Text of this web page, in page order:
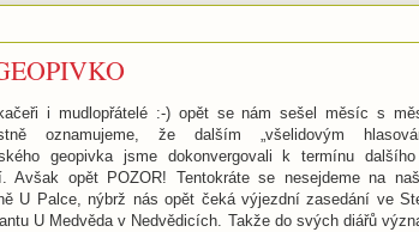
i mudlopřátelé :-) opět se nám sešel měsíc s
oznamujeme, že dalším „všelidovým
geopivka jsme dokonvergovali k termínu dalšího
Avšak opět POZOR! Tentokráte se nesejdeme na
U Palce, nýbrž nás opět čeká výjezdní zasedání ve
U Medvěda v Nedvědicích. Takže do svých diářů